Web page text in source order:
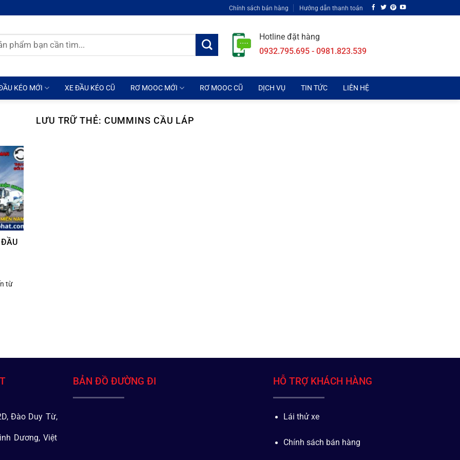
Chính sách bán hàng Hướng dẫn thanh toán
Hotline đặt hàng
0932.795.695 - 0981.823.539
KÉO MỚI XE ĐẦU KÉO CŨ RƠ MOOC MỚI RƠ MOOC CŨ DỊCH VỤ TIN TỨC LIÊN HỆ
LƯU TRỮ THẺ: CUMMINS CẦU LÁP
ĐẦU
từ
Đào Duy Từ,
Dương, Việt
BẢN ĐỒ ĐƯỜNG ĐI HỖ TRỢ KHÁCH HÀNG
Lái thử xe
Chính sách bán hàng